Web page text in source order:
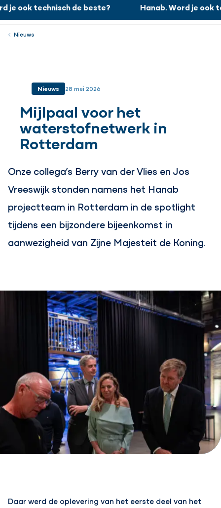
Hanab. Word je ook technisch de beste?
je ook technisch de beste? Hanab. Word je ook
Werken bij Menu
Nieuws
Nieuws 28 mei 2026
Mijlpaal voor het
waterstofnetwerk in
Rotterdam
Onze collega’s Berry van der Vlies en Jos
Vreeswijk stonden namens het Hanab
projectteam in Rotterdam in de spotlight
tijdens een bijzondere bijeenkomst in
aanwezigheid van Zijne Majesteit de Koning.
Daar werd de oplevering van het eerste deel van het
Sluiten